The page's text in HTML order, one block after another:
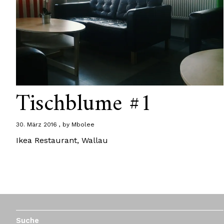
Tischblume #1
30. März 2016 by Mbolee
Ikea Restaurant, Wallau
Suche